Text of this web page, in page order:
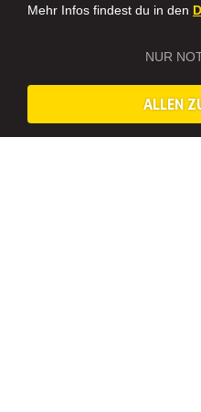
Mehr Infos findest du in den
NUR
ALLEN